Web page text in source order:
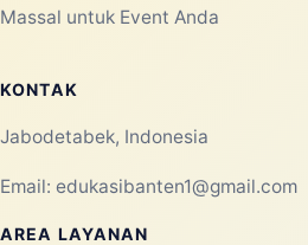
Massal untuk Event Anda
KONTAK
Jabodetabek, Indonesia
Email: edukasibanten1@gmail.com
AREA LAYANAN